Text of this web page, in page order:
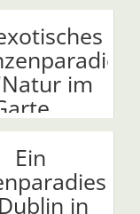
im
Ein
in